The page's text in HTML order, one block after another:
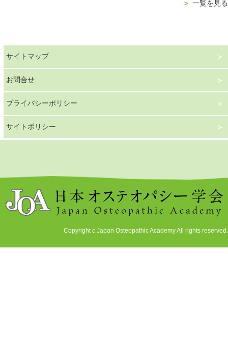
＞ 一覧を見る
サイトマップ
お問合せ
プライバシーポリシー
サイトポリシー
Copyright c Japan Osteopathic Academy All rights reserved.